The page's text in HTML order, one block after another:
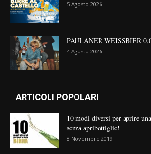
5 Agosto 2026
PAULANER WEISSBIER
4 Agosto 2026
ARTICOLI POPOLARI
10 modi diversi per aprire
senza apribottiglie!
8 Novembre 2019